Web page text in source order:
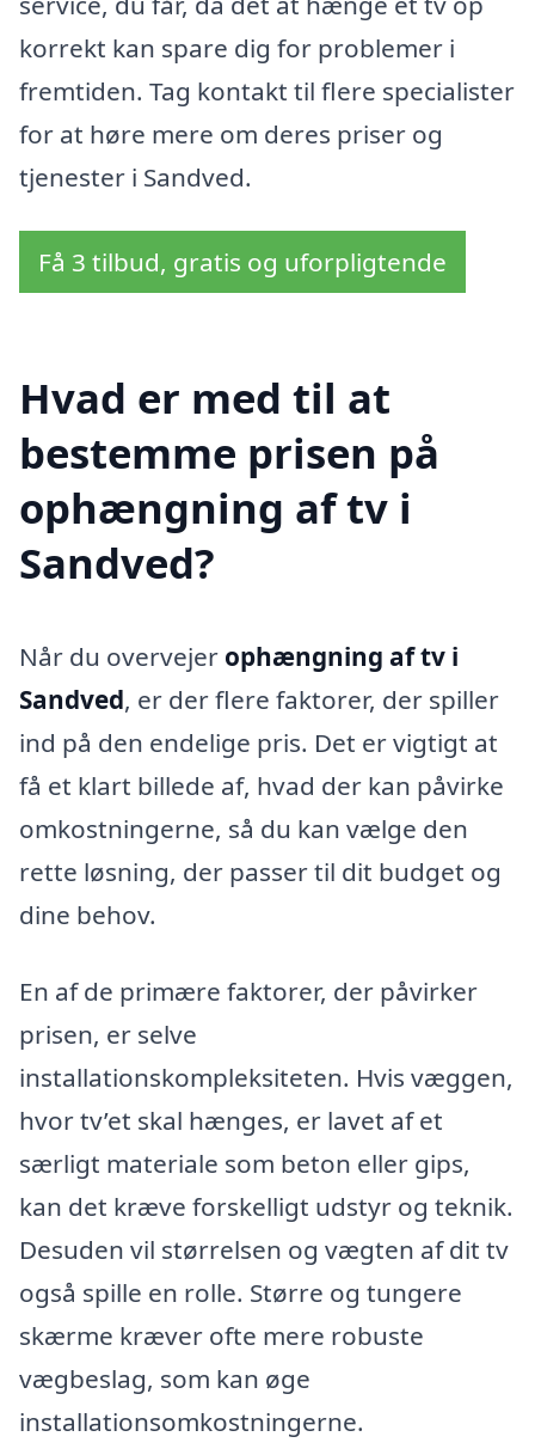
korrekt kan spare dig for problemer i
fremtiden. Tag kontakt til flere specialister
for at høre mere om deres priser og
tjenester i Sandved.
Få 3 tilbud, gratis og uforpligtende
Hvad er med til at
bestemme prisen på
ophængning af tv i
Sandved?
Når du overvejer ophængning af tv i
Sandved, er der flere faktorer, der spiller
ind på den endelige pris. Det er vigtigt at
få et klart billede af, hvad der kan påvirke
omkostningerne, så du kan vælge den
rette løsning, der passer til dit budget og
dine behov.
En af de primære faktorer, der påvirker
prisen, er selve
installationskompleksiteten. Hvis væggen,
hvor tv’et skal hænges, er lavet af et
særligt materiale som beton eller gips,
kan det kræve forskelligt udstyr og teknik.
Desuden vil størrelsen og vægten af dit tv
også spille en rolle. Større og tungere
skærme kræver ofte mere robuste
vægbeslag, som kan øge
installationsomkostningerne.